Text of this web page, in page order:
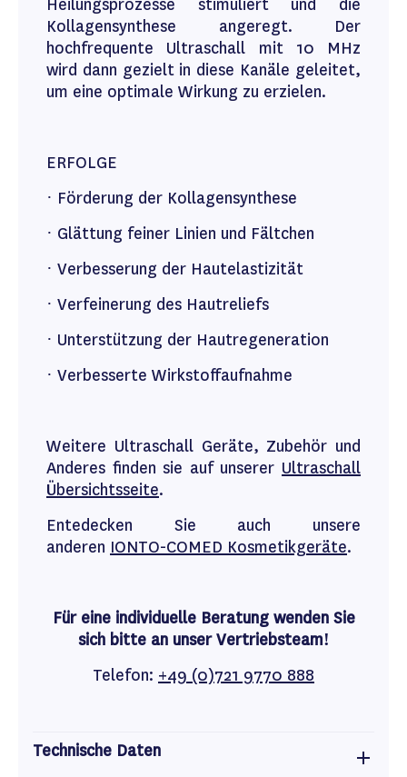
Heilungsprozesse stimuliert und die
Kollagensynthese angeregt. Der
hochfrequente Ultraschall mit 10 MHz
wird dann gezielt in diese Kanäle geleitet,
um eine optimale Wirkung zu erzielen.
ERFOLGE
· Förderung der Kollagensynthese
· Glättung feiner Linien und Fältchen
· Verbesserung der Hautelastizität
· Verfeinerung des Hautreliefs
· Unterstützung der Hautregeneration
· Verbesserte Wirkstoffaufnahme
Weitere Ultraschall Geräte, Zubehör und
Anderes finden sie auf unserer Ultraschall
Übersichtsseite.
Entedecken Sie auch unsere
anderen IONTO-COMED Kosmetikgeräte.
Für eine individuelle Beratung wenden Sie
sich bitte an unser Vertriebsteam!
Telefon: +49 (0)721 9770 888
Technische Daten